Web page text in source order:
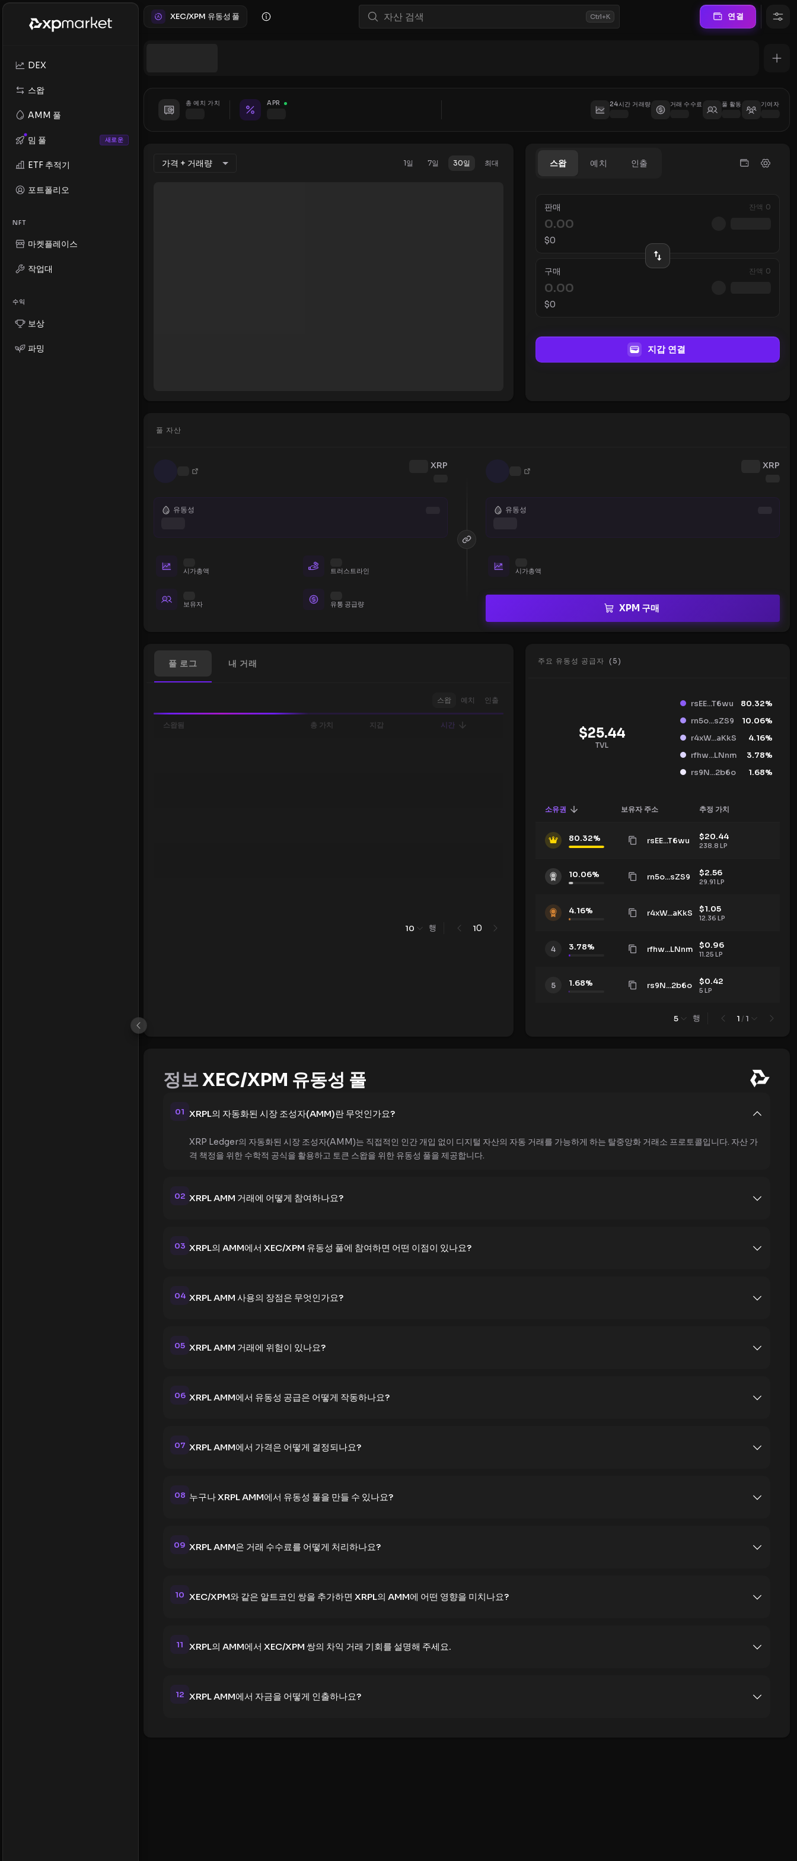
DEX
스왑
AMM 풀
밈 풀 새로운
ETF 추적기
포트폴리오
NFT
마켓플레이스
작업대
수익
보상
파밍
XEC/XPM 유동성 풀 Ctrl+K 연결
총 예치 가치 APR 24시간 거래량 거래 수수료 풀 활동 기여자
가격 + 거래량 1일 7일 30일 최대 스왑 예치 인출
판매 잔액 0
$0
구매 잔액 0
$0
지갑 연결
풀 자산
XRP
유동성
시가총액 트러스트라인
보유자 유통 공급량
XRP
유동성
시가총액
XPM 구매
풀 로그 내 거래
스왑 예치 인출
스왑됨 총 가치 지갑 시간
10 행 10
주요 유동성 공급자 ( 5)
$25.44
TVL
rsEE...T6wu 80.32%
rn5o...sZS9
10.06%
r4xW...aKkS
4.16%
rfhw...LNnm
3.78%
rs9N...2b6o
1.68%
소유권 보유자 주소 추정 가치
80.32% rsEE...T6wu $20.44
238.8 LP
10.06% rn5o...sZS9 $2.56
29.91 LP
4.16% r4xW...aKkS $1.05
12.36 LP
4 3.78% rfhw...LNnm $0.96
11.25 LP
5 1.68% rs9N...2b6o $0.42
5 LP
5 행 1 / 1
정보XEC/XPM 유동성 풀
01 XRPL의 자동화된 시장 조성자(AMM)란 무엇인가요?
XRP Ledger의 자동화된 시장 조성자(AMM)는 직접적인 인간 개입 없이 디지털 자산의 자동 거래를 가능하게 하는 탈중앙화 거래소 프로토콜입니다. 자산 가
격 책정을 위한 수학적 공식을 활용하고 토큰 스왑을 위한 유동성 풀을 제공합니다.
02 XRPL AMM 거래에 어떻게 참여하나요?
03 XRPL의 AMM에서 XEC/XPM 유동성 풀에 참여하면 어떤 이점이 있나요?
04 XRPL AMM 사용의 장점은 무엇인가요?
05 XRPL AMM 거래에 위험이 있나요?
06 XRPL AMM에서 유동성 공급은 어떻게 작동하나요?
07 XRPL AMM에서 가격은 어떻게 결정되나요?
08 누구나 XRPL AMM에서 유동성 풀을 만들 수 있나요?
09 XRPL AMM은 거래 수수료를 어떻게 처리하나요?
10 XEC/XPM와 같은 알트코인 쌍을 추가하면 XRPL의 AMM에 어떤 영향을 미치나요?
11 XRPL의 AMM에서 XEC/XPM 쌍의 차익 거래 기회를 설명해 주세요.
12 XRPL AMM에서 자금을 어떻게 인출하나요?